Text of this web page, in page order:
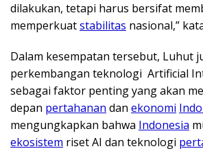
dilakukan, tetapi harus bersifat
memperkuatstabilitas nasional,”
Dalam kesempatan tersebut, Luhut
perkembangan teknologi Artificial
sebagai faktor penting yang akan
depan pertahanan dan ekonomi
mengungkapkan bahwa Indonesia
ekosistem riset AI dan teknologi